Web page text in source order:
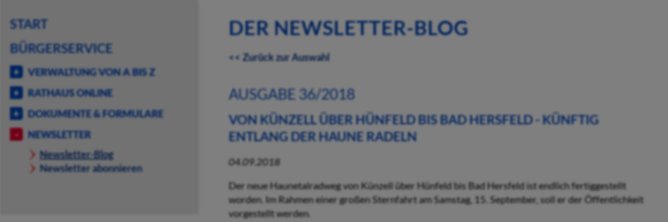
START
BÜRGERSERVICE
VERWALTUNG VON A BIS Z
RATHAUS ONLINE
DOKUMENTE & FORMULARE
NEWSLETTER
Newsletter-Blog
Newsletter abonnieren
DER NEWSLETTER-BLOG
<< Zurück zur Auswahl
AUSGABE 36/2018
VON KÜNZELL ÜBER HÜNFELD BIS BAD HERSFELD - KÜNFTIG
ENTLANG DER HAUNE RADELN
04.09.2018
Der neue Haunetalradweg von Künzell über Hünfeld bis Bad Hersfeld ist endlich fertiggestellt
worden. Im Rahmen einer großen Sternfahrt am Samstag, 15. September, soll er der Öffentlichkeit
vorgestellt werden.